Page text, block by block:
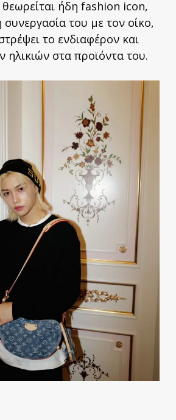
θεωρείται ήδη fashion icon,
του με τον οίκο,
το ενδιαφέρον και
ηλικιών στα προϊόντα του.